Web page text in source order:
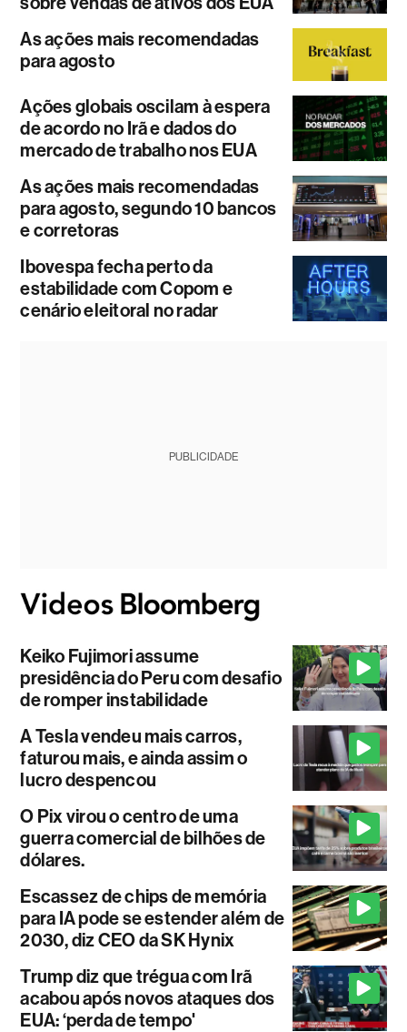
As ações mais recomendadas
para agosto
Ações globais oscilam à espera
de acordo no Irã e dados do
mercado de trabalho nos EUA
As ações mais recomendadas
para agosto, segundo 10 bancos
e corretoras
Ibovespa fecha perto da
estabilidade com Copom e
cenário eleitoral no radar
PUBLICIDADE
Keiko Fujimori assume
presidência do Peru com desafio
de romper instabilidade
A Tesla vendeu mais carros,
faturou mais, e ainda assim o
lucro despencou
O Pix virou o centro de uma
guerra comercial de bilhões de
dólares.
Escassez de chips de memória
para IA pode se estender além de
2030, diz CEO da SK Hynix
Trump diz que trégua com Irã
acabou após novos ataques dos
EUA: ‘perda de tempo'